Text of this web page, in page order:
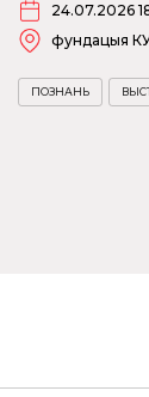
24.07.2026
фундацыя
ПОЗНАНЬ